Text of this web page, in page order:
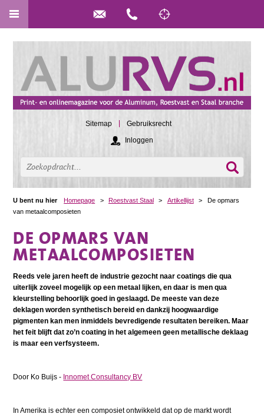
Sitemap
Gebruiksrecht
Inloggen
U bent nu hier Homepage > Roestvast Staal > Artikellijst >
De opmars
van metaalcomposieten
DE OPMARS VAN
METAALCOMPOSIETEN
Reeds vele jaren heeft de industrie gezocht naar coatings die qua
uiterlijk zoveel mogelijk op een metaal lijken, en daar is men qua
kleurstelling behoorlijk goed in geslaagd. De meeste van deze
deklagen worden synthetisch bereid en dankzij hoogwaardige
pigmenten kan men inmiddels bevredigende resultaten bereiken. Maar
het feit blijft dat zo’n coating in het algemeen geen metallische deklaag
is maar een verfsysteem.
Door Ko Buijs - Innomet Consultancy BV
In Amerika is echter een composiet ontwikkeld dat op de markt wordt